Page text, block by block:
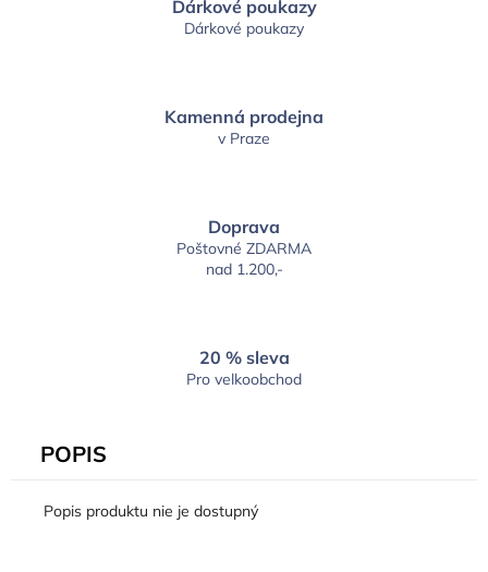
Dárkové poukazy
Dárkové poukazy
Kamenná prodejna
v Praze
Doprava
Poštovné ZDARMA
nad 1.200,-
20 % sleva
Pro velkoobchod
POPIS
Popis produktu nie je dostupný